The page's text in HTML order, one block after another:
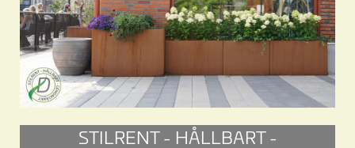
STILRENT - HÅLLBART -